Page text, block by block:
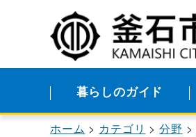
暮らしのガイド
ホーム カテゴリ 分野